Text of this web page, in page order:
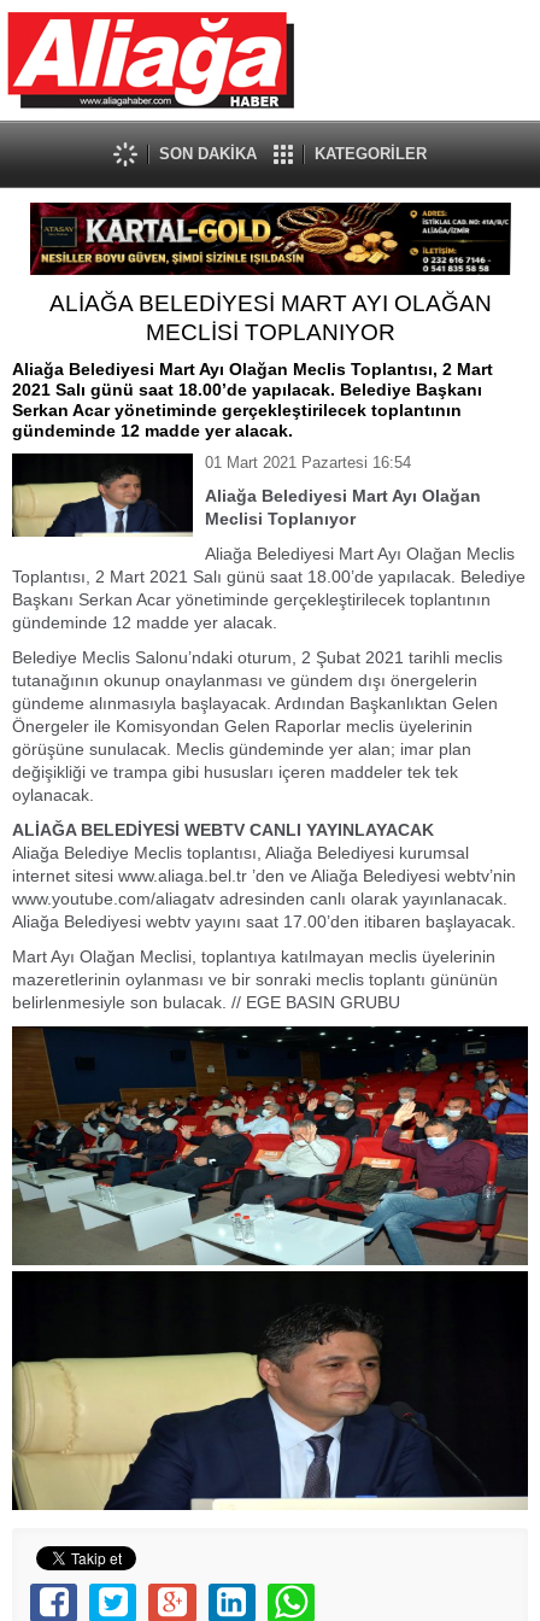
SON DAKİKA KATEGORİLER
ALİAĞA BELEDİYESİ MART AYI OLAĞAN
MECLİSİ TOPLANIYOR
Aliağa Belediyesi Mart Ayı Olağan Meclis Toplantısı, 2 Mart
2021 Salı günü saat 18.00’de yapılacak. Belediye Başkanı
Serkan Acar yönetiminde gerçekleştirilecek toplantının
gündeminde 12 madde yer alacak.
01 Mart 2021 Pazartesi 16:54
Aliağa Belediyesi Mart Ayı Olağan
Meclisi Toplanıyor
Aliağa Belediyesi Mart Ayı Olağan Meclis
Toplantısı, 2 Mart 2021 Salı günü saat 18.00’de yapılacak. Belediye
Başkanı Serkan Acar yönetiminde gerçekleştirilecek toplantının
gündeminde 12 madde yer alacak.
Belediye Meclis Salonu’ndaki oturum, 2 Şubat 2021 tarihli meclis
tutanağının okunup onaylanması ve gündem dışı önergelerin
gündeme alınmasıyla başlayacak. Ardından Başkanlıktan Gelen
Önergeler ile Komisyondan Gelen Raporlar meclis üyelerinin
görüşüne sunulacak. Meclis gündeminde yer alan; imar plan
değişikliği ve trampa gibi hususları içeren maddeler tek tek
oylanacak.
ALİAĞA BELEDİYESİ WEBTV CANLI YAYINLAYACAK
Aliağa Belediye Meclis toplantısı, Aliağa Belediyesi kurumsal
internet sitesi www.aliaga.bel.tr ’den ve Aliağa Belediyesi webtv’nin
www.youtube.com/aliagatv adresinden canlı olarak yayınlanacak.
Aliağa Belediyesi webtv yayını saat 17.00’den itibaren başlayacak.
Mart Ayı Olağan Meclisi, toplantıya katılmayan meclis üyelerinin
mazeretlerinin oylanması ve bir sonraki meclis toplantı gününün
belirlenmesiyle son bulacak. // EGE BASIN GRUBU